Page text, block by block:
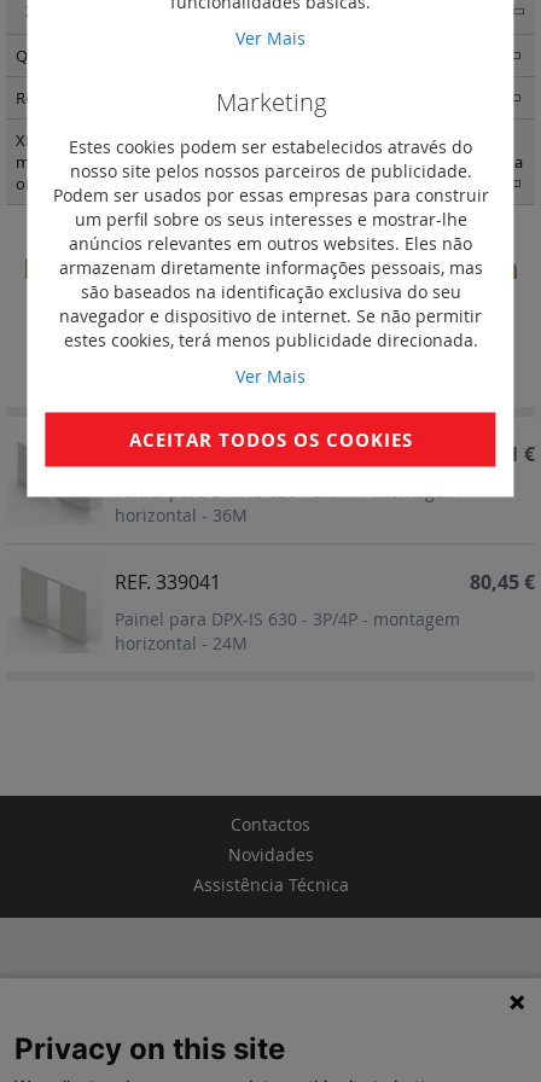
Painéis para DPX-IS 630 - montagem
horizontal
Ordenar por
Definir
REF. 339043
Painel para DPX-IS 630 - 3P/4P - montagem
horizontal - 36M
87,11 €
REF. 339041
Painel para DPX-IS 630 - 3P/4P - montagem
horizontal - 24M
80,45 €
XL3 S 4000
Quadros modulares - encastrar e salientes e estanques
Repartição standard e optimizada e IS(300)
XL3 quadros e armáriosXL3 400 - acessórios de fixação e painéis para
montagem modular Vistop até 160 A DPX3 160 e 250 e DPX-IS em calha
omega
(1)
Contactos
Novidades
Assistência Técnica
Ver Mais
Marketing
Estes cookies podem ser estabelecidos através do
nosso site pelos nossos parceiros de publicidade.
Podem ser usados por essas empresas para construir
um perfil sobre os seus interesses e mostrar-lhe
anúncios relevantes em outros websites. Eles não
armazenam diretamente informações pessoais, mas
são baseados na identificação exclusiva do seu
navegador e dispositivo de internet. Se não permitir
estes cookies, terá menos publicidade direcionada.
Ver Mais
ACEITAR TODOS OS COOKIES
POLÍTICA DE PRIVACIDADE
Privacy on this site